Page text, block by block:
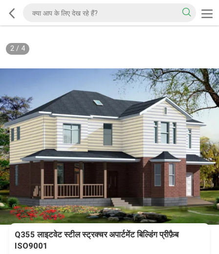
2/ 4
Q355 लाइटवेट स्टील स्ट्रक्चर अपार्टमेंट बिल्डिंग प्रीफ़ैब
ISO9001